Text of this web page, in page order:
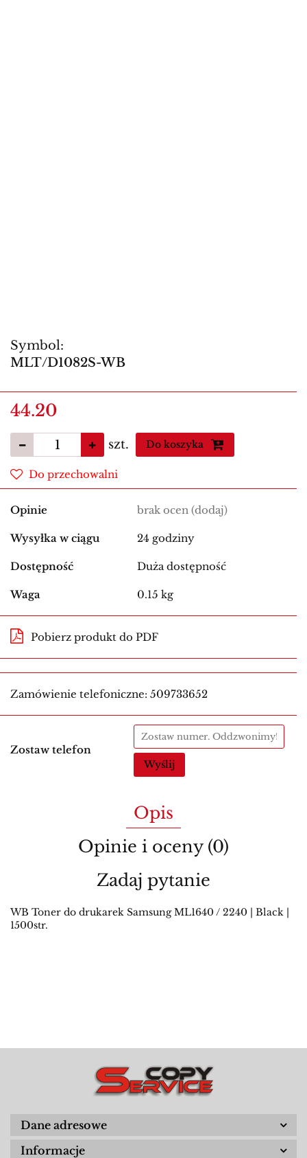
Symbol:
MLT/D1082S-WB
44.20
szt. Do koszyka
Do przechowalni
Opinie brak ocen (dodaj)
Wysyłka w ciągu 24 godziny
Dostępność Duża dostępność
Waga 0.15 kg
Pobierz produkt do PDF
Zamówienie telefoniczne: 509733652
Zostaw telefon
Wyślij
Opis
Opinie i oceny (0)
Zadaj pytanie
WB Toner do drukarek Samsung ML1640 / 2240 | Black |
1500str.
Dane adresowe
Informacje